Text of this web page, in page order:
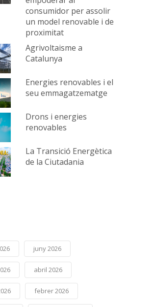
consumidor per assolir
un model renovable i de
proximitat
Agrivoltaisme a
Catalunya
Energies renovables i el
seu emmagatzematge
Drons i energies
renovables
La Transició Energètica
de la Ciutadania
juny 2026
abril 2026
febrer 2026